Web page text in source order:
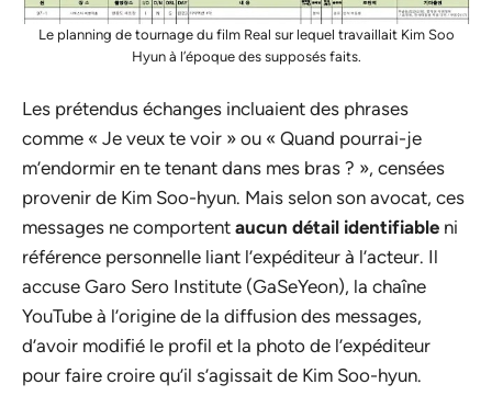
Le planning de tournage du film Real sur lequel travaillait Kim Soo
Hyun à l’époque des supposés faits.
Les prétendus échanges incluaient des phrases
comme « Je veux te voir » ou « Quand pourrai-je
m’endormir en te tenant dans mes bras ? », censées
provenir de Kim Soo-hyun. Mais selon son avocat, ces
messages ne comportent aucun détail identifiable ni
référence personnelle liant l’expéditeur à l’acteur. Il
accuse Garo Sero Institute (GaSeYeon), la chaîne
YouTube à l’origine de la diffusion des messages,
d’avoir modifié le profil et la photo de l’expéditeur
pour faire croire qu’il s’agissait de Kim Soo-hyun.